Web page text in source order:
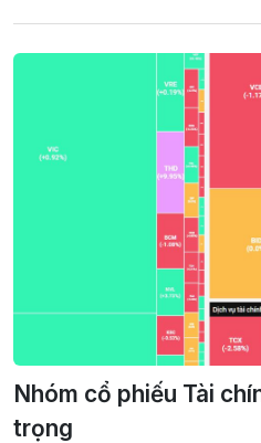
Nhóm cổ phiếu Tài
trọng